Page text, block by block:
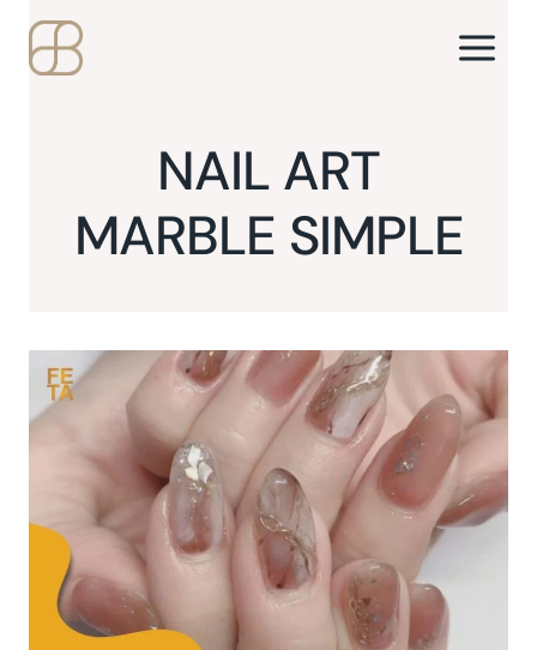
content
NAIL ART
MARBLE SIMPLE